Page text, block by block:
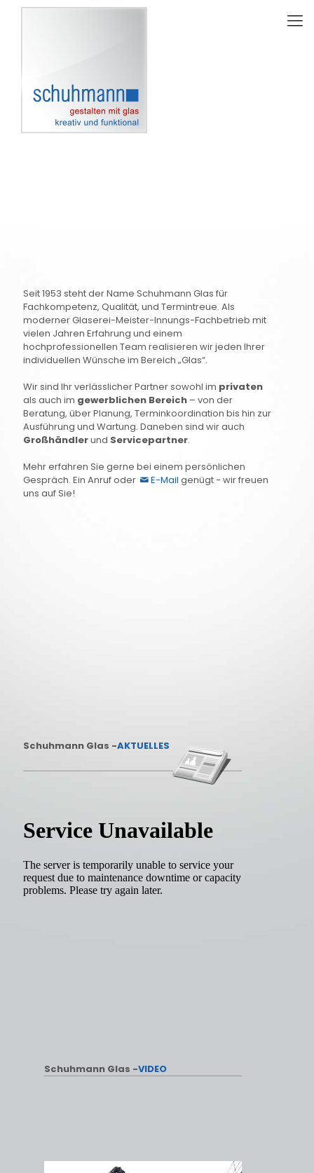
Seit 1953 steht der Name Schuhmann Glas für
Fachkompetenz, Qualität, und Termintreue. Als
moderner Glaserei-Meister-Innungs-Fachbetrieb mit
vielen Jahren Erfahrung und einem
hochprofessionellen Team realisieren wir jeden Ihrer
individuellen Wünsche im Bereich „Glas“.
Wir sind Ihr verlässlicher Partner sowohl im privaten
als auch im gewerblichen Bereich – von der
Beratung, über Planung, Terminkoordination bis hin zur
Ausführung und Wartung. Daneben sind wir auch
Großhändlerund Servicepartner.
Mehr erfahren Sie gerne bei einem persönlichen
Gespräch. Ein Anruf oder
E-Mail genügt - wir freuen
uns auf Sie!
Schuhmann Glas -AKTUELLES
Schuhmann Glas -VIDEO